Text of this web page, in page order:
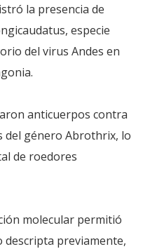
la presencia de
especie
del virus Andes en
anticuerpos contra
del género Abrothrix, lo
de roedores
molecular permitió
previamente,